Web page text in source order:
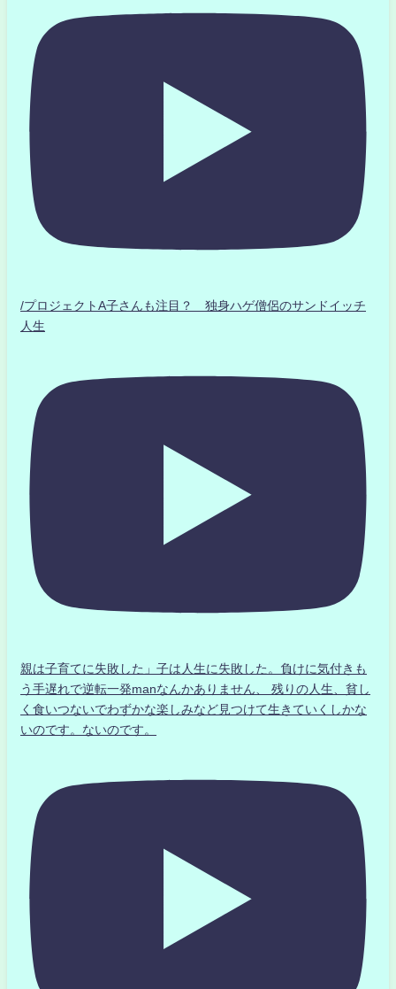
/プロジェクトA子さんも注目？ 独身ハゲ僧侶のサンドイッチ
人生
親は子育てに失敗した」子は人生に失敗した。負けに気付きも
う手遅れで逆転一発manなんかありません、 残りの人生、貧し
く食いつないでわずかな楽しみなど見つけて生きていくしかな
いのです。ないのです。